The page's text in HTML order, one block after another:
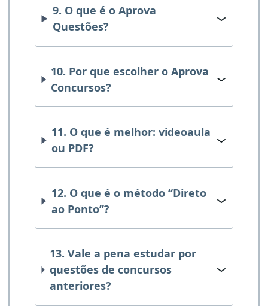
9. O que é o Aprova
Questões?
10. Por que escolher o Aprova
Concursos?
11. O que é melhor: videoaula
ou PDF?
12. O que é o método “Direto
ao Ponto”?
13. Vale a pena estudar por
questões de concursos
anteriores?